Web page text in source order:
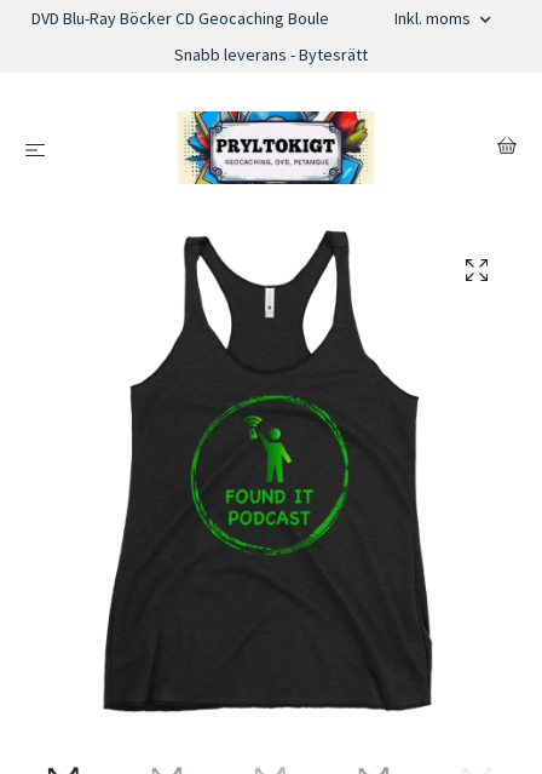
DVD Blu-Ray Böcker CD Geocaching Boule
Inkl. moms
Snabb leverans - Bytesrätt